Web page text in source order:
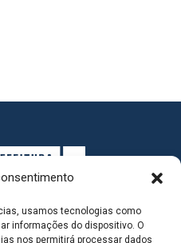
usamos tecnologias como
informações do dispositivo. O
nos permitirá processar dados